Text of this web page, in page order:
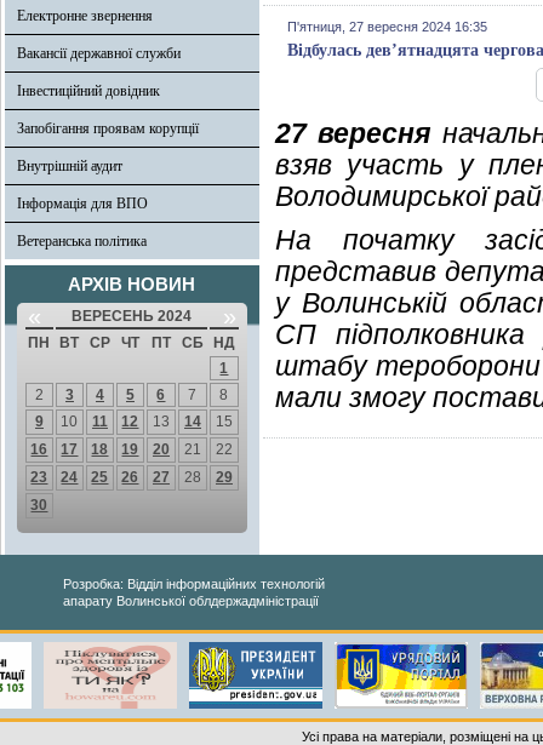
Електронне звернення
Вакансії державної служби
Інвестиційний довідник
Запобігання проявам корупції
Внутрішній аудит
Інформація для ВПО
Ветеранська політика
АРХІВ НОВИН
« ВЕРЕСЕНЬ 2024 »
ПН ВТ СР ЧТ ПТ СБ
НД
1
2
3 4 5 6 7
8
9
10 11 12 13 14
15
16
17 18 19 20 21
22
23
24 25 26 27 28
29
30
П'ятниця, 27 вересня 2024 16:35
Відбулась дев’ятнадцята
27 вересня
взяв участь у
Володимирської
На початку
представив
у Волинській
СП
штабу
мали змогу
Розробка: Відділ інформаційних технологій
апарату Волинської облдержадміністрації
Усі права на матеріали, розміщені на